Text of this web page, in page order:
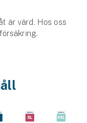
är värd. Hos oss